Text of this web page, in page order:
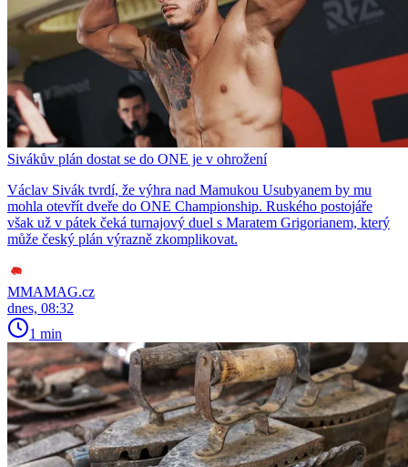
Sivákův plán dostat se do ONE je v ohrožení
Václav Sivák tvrdí, že výhra nad Mamukou Usubyanem by mu
mohla otevřít dveře do ONE Championship. Ruského postojáře
však už v pátek čeká turnajový duel s Maratem Grigorianem, který
může český plán výrazně zkomplikovat.
MMAMAG.cz
dnes, 08:32
1 min